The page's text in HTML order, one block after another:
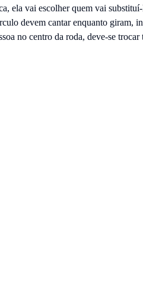
ela vai escolher quem vai
devem cantar enquanto giram,
no centro da roda, deve-se trocar